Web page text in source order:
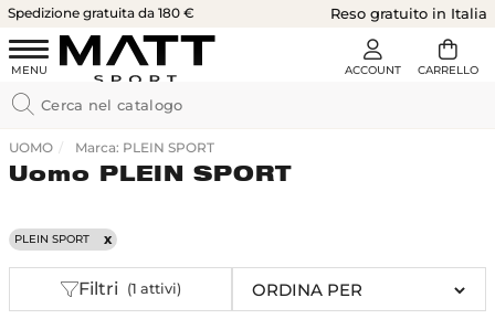
Spedizione gratuita da 180 € Reso gratuito in Italia
UOMO Marca: PLEIN SPORT
Uomo PLEIN SPORT
PLEIN SPORT
Filtri (1 attivi)